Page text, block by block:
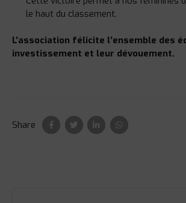
le haut du classement.
L’association félicite l’ensemble des
investissement et leur dévouement.
Share